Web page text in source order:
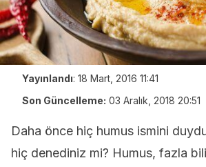
Yayınlandı: 18 Mart, 2016 11:41
Son Güncelleme: 03 Aralık, 2018 20:51
Daha önce hiç humus ismini
hiç denediniz mi? Humus, fazla